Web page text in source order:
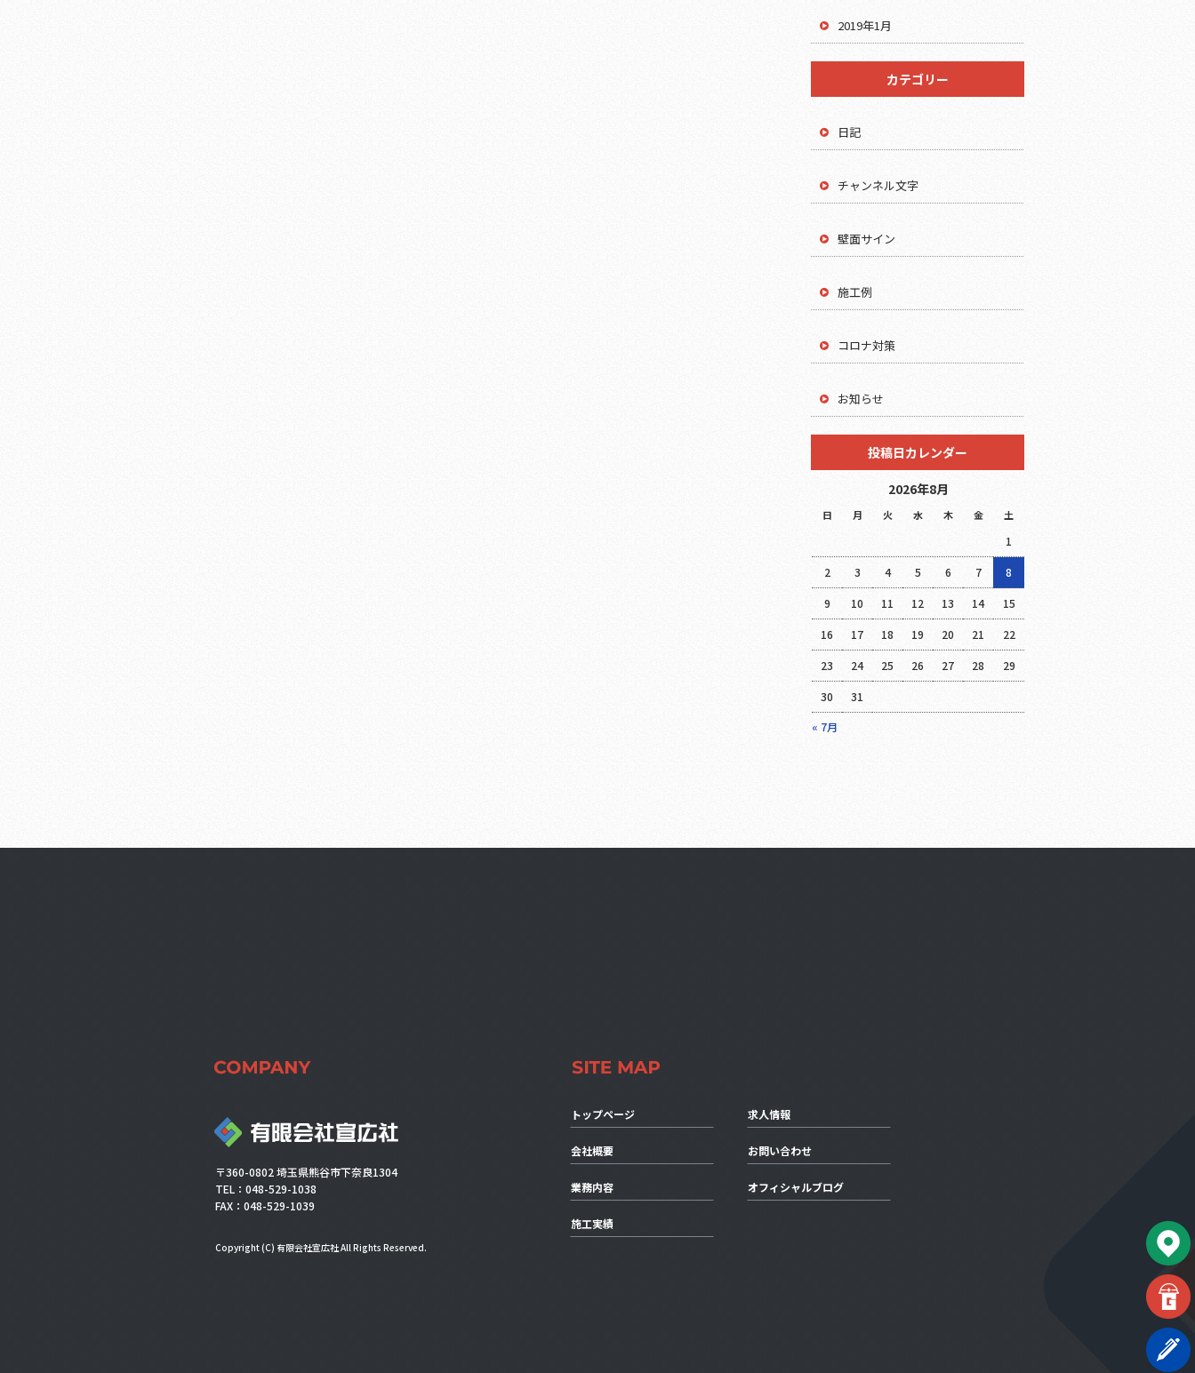
2019年1月
カテゴリー
日記
チャンネル文字
壁面サイン
施工例
コロナ対策
お知らせ
投稿日カレンダー
2026年8月
日 月 火 水 木 金 土
« 7月
1
2 3 4 5 6 7 8
9 10 11 12 13 14 15
16 17 18 19 20 21 22
23 24 25 26 27 28 29
30 31
トップページ
会社概要
業務内容
施工実績
求人情報
お問い合わせ
オフィシャルブログ
〒360-0802 埼玉県熊谷市下奈良1304
TEL：048-529-1038
FAX：048-529-1039
Copyright (C) 有限会社宣広社 All Rights Reserved.